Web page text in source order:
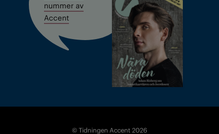
nummer av
Accent
© Tidningen Accent 2026